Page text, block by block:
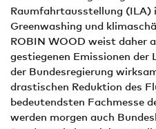
Raumfahrtausstellung (ILA)
Greenwashing und
ROBIN WOOD weist daher
gestiegenen Emissionen
der Bundesregierung
drastischen Reduktion des
bedeutendsten Fachmesse
werden morgen auch